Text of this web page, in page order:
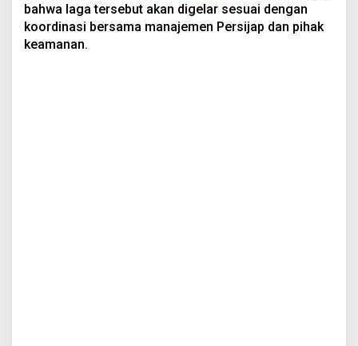
bahwa laga tersebut akan digelar sesuai dengan
koordinasi bersama manajemen Persijap dan pihak
keamanan.